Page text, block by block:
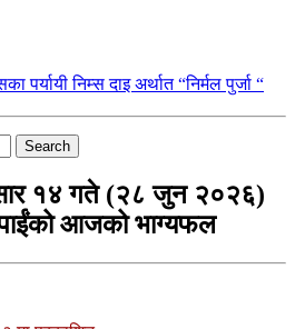
पर्यायी निम्स दाइ अर्थात “निर्मल पुर्जा “
Search
१४ गते (२८ जुन २०२६)
आजको भाग्यफल